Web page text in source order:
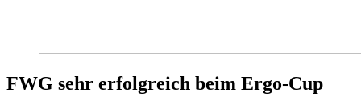
FWG sehr erfolgreich beim Ergo-Cup